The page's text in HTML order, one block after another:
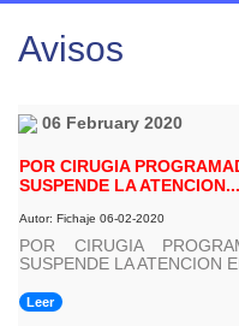
Avisos
06 February 2020
POR CIRUGIA
SUSPENDE LA ATENCION...
Autor: Fichaje 06-02-2020
POR CIRUGIA
SUSPENDE LA ATENCION
Leer